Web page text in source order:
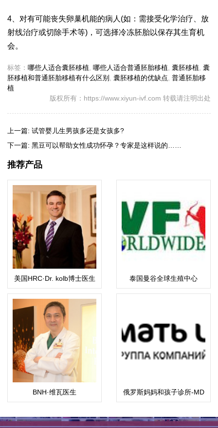
4、对有可能丧失卵巢机能的病人(如：需接受化学治疗、放
射线治疗或切除手术等)，可选择冷冻胚胎以保存其生育机
会。
标签： 哪些人适合囊胚移植 哪些人适合普通胚胎移植 囊胚移植 囊
胚移植和普通胚胎移植有什么区别 囊胚移植的优缺点 普通胚胎移
植
版权所有：https://www.xiyun-ivf.com 转载请注明出处
上一篇: 试管婴儿生男孩多还是女孩多?
下一篇: 黑豆可以帮助女性成功怀孕？专家是这样说的……
推荐产品
美国HRC·Dr. kolb博士医生 泰国曼谷全球生殖中心
BNH·维瓦医生
俄罗斯妈妈和孩子诊所-MD
集团